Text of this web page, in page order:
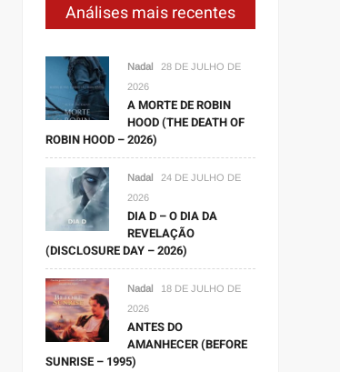
Análises mais recentes
Nadal
28 DE JULHO DE
2026
A MORTE DE ROBIN
HOOD (THE DEATH OF
ROBIN HOOD – 2026)
Nadal
24 DE JULHO DE
2026
DIA D – O DIA DA
REVELAÇÃO
(DISCLOSURE DAY – 2026)
Nadal
18 DE JULHO DE
2026
ANTES DO
AMANHECER (BEFORE
SUNRISE – 1995)